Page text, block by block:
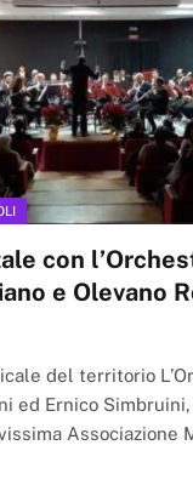
con
e Olevano
del territorio
ed Ernico
Associazione